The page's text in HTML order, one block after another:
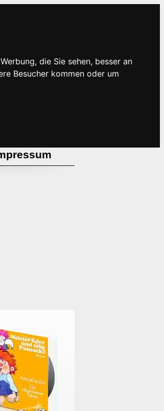
die Sie sehen, besser an
Besucher kommen oder um